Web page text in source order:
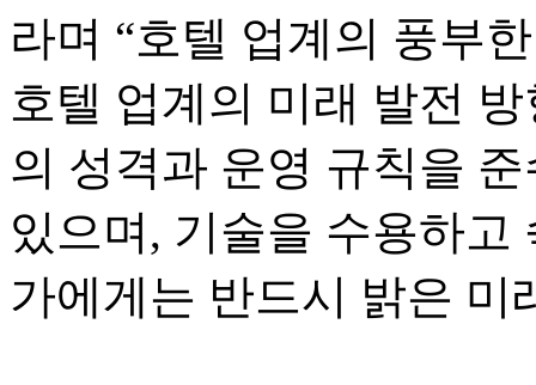
라며 “호텔 업계의 풍부
호텔 업계의 미래 발전
의 성격과 운영 규칙을
있으며, 기술을 수용하고
가에게는 반드시 밝은 미